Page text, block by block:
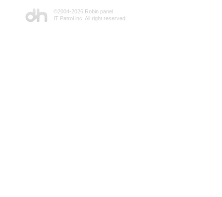
©2004-2026 Robin panel
IT Patrol inc. All right reserved.